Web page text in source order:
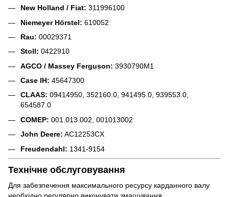
New Holland / Fiat: 311996100
Niemeyer Hörstel: 610052
Rau: 00029371
Stoll: 0422910
AGCO / Massey Ferguson: 3930790M1
Case IH: 45647300
CLAAS: 09414950, 352160.0, 941495.0, 939553.0,
654587.0
COMEP: 001.013.002, 001013002
John Deere: AC12253CX
Freuden­dahl: 1341-9154
Технічне обслуговування
Для забезпечення максимального ресурсу карданного валу
необхідно регулярно виконувати змащування.